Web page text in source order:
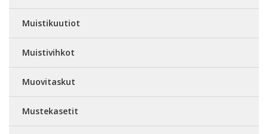
Muistikuutiot
Muistivihkot
Muovitaskut
Mustekasetit